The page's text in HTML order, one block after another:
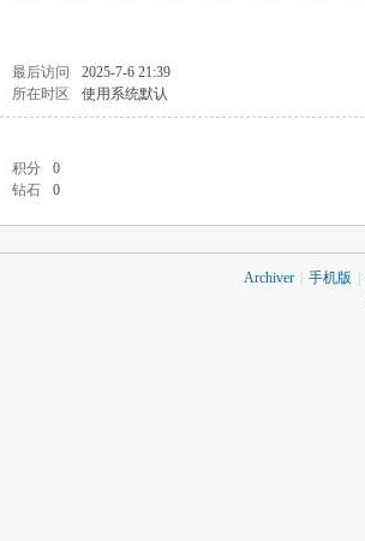
最后访问
2025-7-6 21:39
所在时区 使用系统默认
积分
0
钻石 0
Archiver 手机版